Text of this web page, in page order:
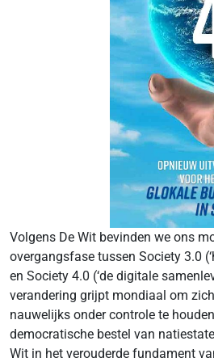
Volgens De Wit bevinden we ons
overgangsfase tussen Society 3.0
en Society 4.0 (‘de digitale
verandering grijpt mondiaal om
nauwelijks onder controle te
democratische bestel van
Wit in het verouderde fundament